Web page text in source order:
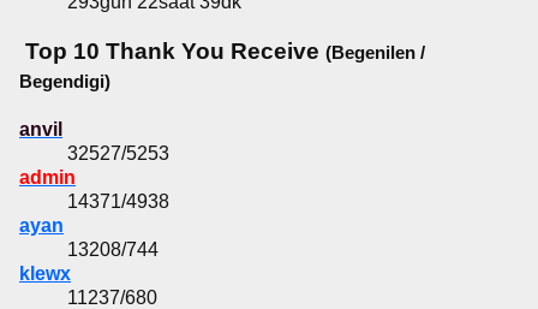
Top 10 Thank You Receive (Begenilen /
Begendigi)
anvil
32527/5253
admin
14371/4938
ayan
13208/744
klewx
11237/680